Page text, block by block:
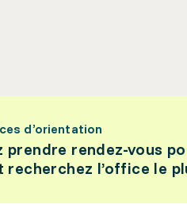
d’orientation
prendre rendez-vous
l’office le